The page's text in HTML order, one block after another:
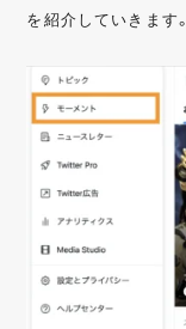
を紹介していきます。